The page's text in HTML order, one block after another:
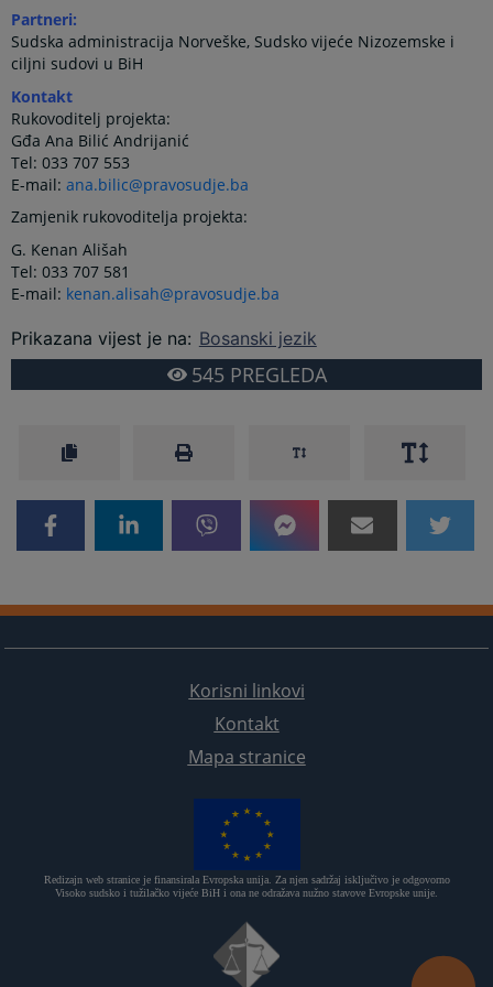
Partneri:
Sudska administracija Norveške, Sudsko vijeće Nizozemske i
ciljni sudovi u BiH
Kontakt
Rukovoditelj projekta:
Gđa Ana Bilić Andrijanić
Tel: 033 707 553
E-mail:ana.bilic@pravosudje.ba
Zamjenik rukovoditelja projekta:
G. Kenan Ališah
Tel: 033 707 581
E-mail: kenan.alisah@pravosudje.ba
Prikazana vijest je na: Bosanski jezik
545 PREGLEDA
Korisni linkovi
Kontakt
Mapa stranice
Redizajn web stranice je finansirala Evropska unija. Za njen sadržaj isključivo je odgovorno
Visoko sudsko i tužilačko vijeće BiH i ona ne odražava nužno stavove Evropske unije.